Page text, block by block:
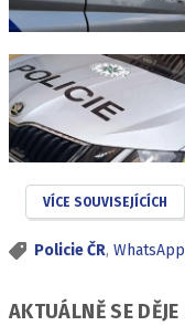
VÍCE SOUVISEJÍCÍCH
Policie ČR, WhatsApp
AKTUÁLNĚ SE DĚJE